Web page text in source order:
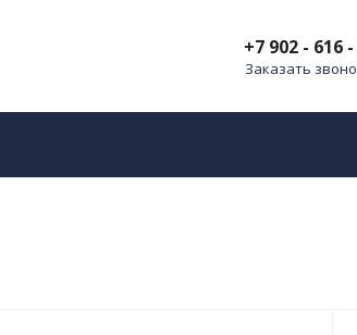
+7 902 - 616
Заказать